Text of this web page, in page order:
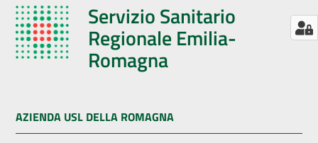
Servizio Sanitario
Regionale Emilia-
Romagna
AZIENDA USL DELLA ROMAGNA